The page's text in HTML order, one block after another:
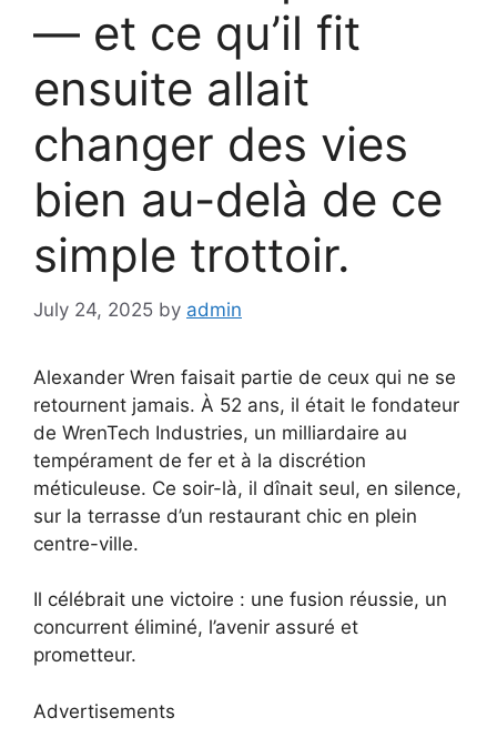
— et ce qu’il fit
ensuite allait
changer des vies
bien au-delà de ce
simple trottoir.
July 24, 2025 by admin
Alexander Wren faisait partie de ceux qui ne se
retournent jamais. À 52 ans, il était le fondateur
de WrenTech Industries, un milliardaire au
tempérament de fer et à la discrétion
méticuleuse. Ce soir-là, il dînait seul, en silence,
sur la terrasse d’un restaurant chic en plein
centre-ville.
Il célébrait une victoire : une fusion réussie, un
concurrent éliminé, l’avenir assuré et
prometteur.
Advertisements